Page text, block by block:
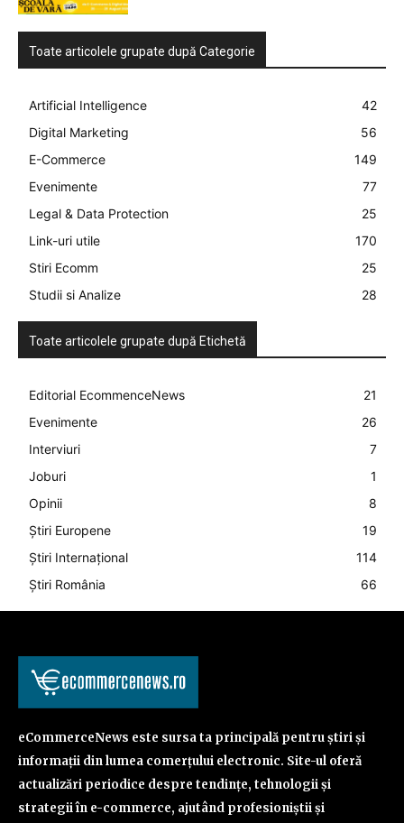
Toate articolele grupate după Categorie
Artificial Intelligence
42
Digital Marketing
56
E-Commerce
149
Evenimente
77
Legal & Data Protection
25
Link-uri utile
170
Stiri Ecomm
25
Studii si Analize
28
Toate articolele grupate după Etichetă
Editorial EcommenceNews
21
Evenimente
26
Interviuri
7
Joburi
1
Opinii
8
Știri Europene
19
Știri Internațional
114
Știri România
66
eCommerceNews este sursa ta principală pentru știri și
informații din lumea comerțului electronic. Site-ul oferă
actualizări periodice despre tendințe, tehnologii și
strategii în e-commerce, ajutând profesioniștii și